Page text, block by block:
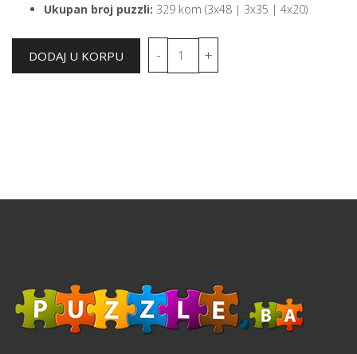
Ukupan broj puzzli: 329 kom (3x48 | 3x35 | 4x20)